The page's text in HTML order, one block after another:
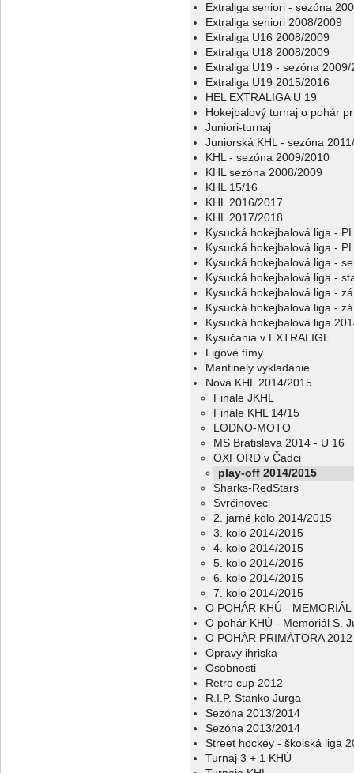
Extraliga seniori - sezóna
Extraliga seniori 2008/2009
Extraliga U16 2008/2009
Extraliga U18 2008/2009
Extraliga U19 - sezóna 2009/
Extraliga U19 2015/2016
HEL EXTRALIGA U 19
Hokejbalový turnaj o pohár
Juniori-turnaj
Juniorská KHL - sezóna
KHL - sezóna 2009/2010
KHL sezóna 2008/2009
KHL 15/16
KHL 2016/2017
KHL 2017/2018
Kysucká hokejbalová liga -
Kysucká hokejbalová liga -
Kysucká hokejbalová liga -
Kysucká hokejbalová liga -
Kysucká hokejbalová liga -
Kysucká hokejbalová liga -
Kysucká hokejbalová liga
Kysučania v EXTRALIGE
Ligové tímy
Mantinely vykladanie
Nová KHL 2014/2015
Finále JKHL
Finále KHL 14/15
LODNO-MOTO
MS Bratislava 2014 - U 16
OXFORD v Čadci
play-off 2014/2015
Sharks-RedStars
Svrčinovec
2. jarné kolo 2014/2015
3. kolo 2014/2015
4. kolo 2014/2015
5. kolo 2014/2015
6. kolo 2014/2015
7. kolo 2014/2015
O POHÁR KHÚ - MEMORIÁL
O pohár KHÚ - Memoriál S.
O POHÁR PRIMÁTORA 2012
Opravy ihriska
Osobnosti
Retro cup 2012
R.I.P. Stanko Jurga
Sezóna 2013/2014
Sezóna 2013/2014
Street hockey - školská liga
Turnaj 3 + 1 KHÚ